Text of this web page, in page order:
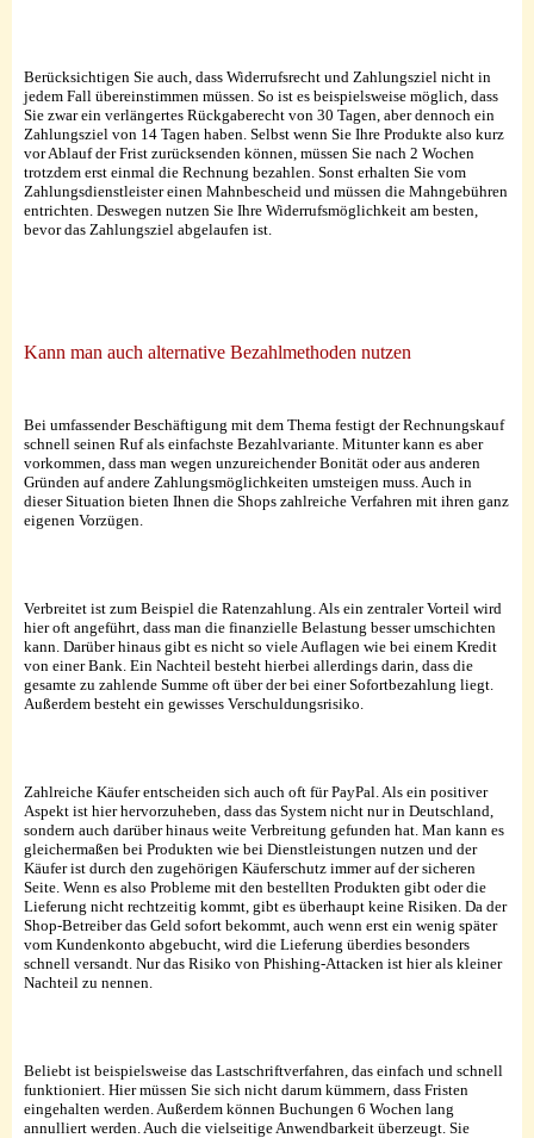
Berücksichtigen Sie auch, dass Widerrufsrecht und Zahlungsziel nicht in
jedem Fall übereinstimmen müssen. So ist es beispielsweise möglich, dass
Sie zwar ein verlängertes Rückgaberecht von 30 Tagen, aber dennoch ein
Zahlungsziel von 14 Tagen haben. Selbst wenn Sie Ihre Produkte also kurz
vor Ablauf der Frist zurücksenden können, müssen Sie nach 2 Wochen
trotzdem erst einmal die Rechnung bezahlen. Sonst erhalten Sie vom
Zahlungsdienstleister einen Mahnbescheid und müssen die Mahngebühren
entrichten. Deswegen nutzen Sie Ihre Widerrufsmöglichkeit am besten,
bevor das Zahlungsziel abgelaufen ist.
Kann man auch alternative Bezahlmethoden nutzen
Bei umfassender Beschäftigung mit dem Thema festigt der Rechnungskauf
schnell seinen Ruf als einfachste Bezahlvariante. Mitunter kann es aber
vorkommen, dass man wegen unzureichender Bonität oder aus anderen
Gründen auf andere Zahlungsmöglichkeiten umsteigen muss. Auch in
dieser Situation bieten Ihnen die Shops zahlreiche Verfahren mit ihren ganz
eigenen Vorzügen.
Verbreitet ist zum Beispiel die Ratenzahlung. Als ein zentraler Vorteil wird
hier oft angeführt, dass man die finanzielle Belastung besser umschichten
kann. Darüber hinaus gibt es nicht so viele Auflagen wie bei einem Kredit
von einer Bank. Ein Nachteil besteht hierbei allerdings darin, dass die
gesamte zu zahlende Summe oft über der bei einer Sofortbezahlung liegt.
Außerdem besteht ein gewisses Verschuldungsrisiko.
Zahlreiche Käufer entscheiden sich auch oft für PayPal. Als ein positiver
Aspekt ist hier hervorzuheben, dass das System nicht nur in Deutschland,
sondern auch darüber hinaus weite Verbreitung gefunden hat. Man kann es
gleichermaßen bei Produkten wie bei Dienstleistungen nutzen und der
Käufer ist durch den zugehörigen Käuferschutz immer auf der sicheren
Seite. Wenn es also Probleme mit den bestellten Produkten gibt oder die
Lieferung nicht rechtzeitig kommt, gibt es überhaupt keine Risiken. Da der
Shop-Betreiber das Geld sofort bekommt, auch wenn erst ein wenig später
vom Kundenkonto abgebucht, wird die Lieferung überdies besonders
schnell versandt. Nur das Risiko von Phishing-Attacken ist hier als kleiner
Nachteil zu nennen.
Beliebt ist beispielsweise das Lastschriftverfahren, das einfach und schnell
funktioniert. Hier müssen Sie sich nicht darum kümmern, dass Fristen
eingehalten werden. Außerdem können Buchungen 6 Wochen lang
annulliert werden. Auch die vielseitige Anwendbarkeit überzeugt. Sie